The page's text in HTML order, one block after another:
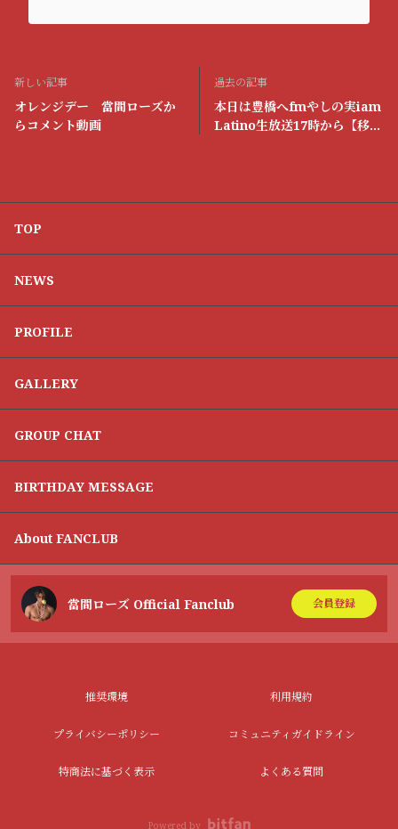
新しい記事
オレンジデー 當間ローズか
らコメント動画
過去の記事
本日は豊橋へfmやしの実iam
Latino生放送17時から【移動
TOP
NEWS
PROFILE
GALLERY
GROUP CHAT
BIRTHDAY MESSAGE
About FANCLUB
當間ローズ Official Fanclub 会員登録
推奨環境 利用規約
プライバシーポリシー コミュニティガイドライン
特商法に基づく表示 よくある質問
Powered by